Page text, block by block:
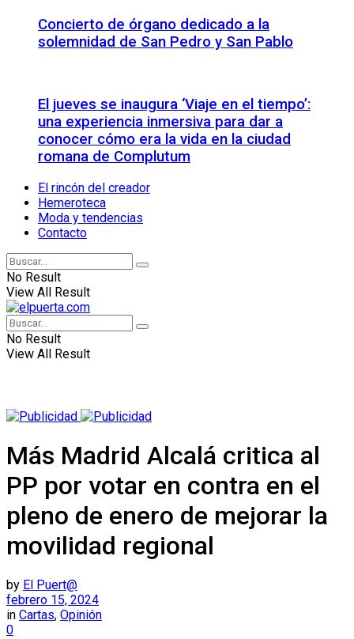
Concierto de órgano dedicado a la
solemnidad de San Pedro y San Pablo
El jueves se inaugura ‘Viaje en el tiempo’:
una experiencia inmersiva para dar a
conocer cómo era la vida en la ciudad
romana de Complutum
El rincón del creador
Hemeroteca
Moda y tendencias
Contacto
No Result
View All Result
No Result
View All Result
Más Madrid Alcalá critica al
PP por votar en contra en el
pleno de enero de mejorar la
movilidad regional
by El Puert@
febrero 15, 2024
in Cartas, Opinión
0